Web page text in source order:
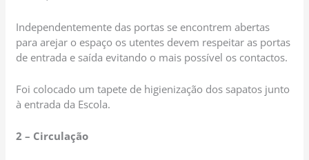
Independentemente das portas se encontrem abertas
para arejar o espaço os utentes devem respeitar as portas
de entrada e saída evitando o mais possível os contactos.
Foi colocado um tapete de higienização dos sapatos junto
à entrada da Escola.
2 – Circulação